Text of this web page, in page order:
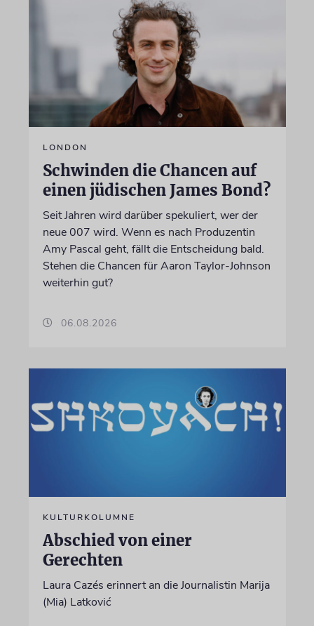
LONDON
Schwinden die Chancen auf
einen jüdischen James Bond?
Seit Jahren wird darüber spekuliert, wer der
neue 007 wird. Wenn es nach Produzentin
Amy Pascal geht, fällt die Entscheidung bald.
Stehen die Chancen für Aaron Taylor-Johnson
weiterhin gut?
06.08.2026
KULTURKOLUMNE
Abschied von einer
Gerechten
Laura Cazés erinnert an die Journalistin Marija
(Mia) Latković